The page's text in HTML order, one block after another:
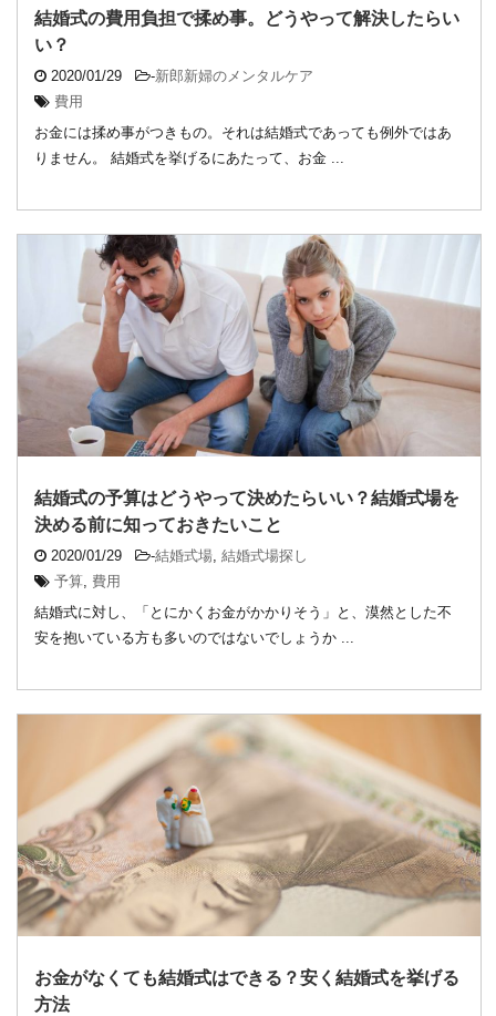
結婚式の費用負担で揉め事。どうやって解決したらい
い？
2020/01/29 -新郎新婦のメンタルケア
費用
お金には揉め事がつきもの。それは結婚式であっても例外ではあ
りません。 結婚式を挙げるにあたって、お金 ...
結婚式の予算はどうやって決めたらいい？結婚式場を
決める前に知っておきたいこと
2020/01/29 -結婚式場, 結婚式場探し
予算, 費用
結婚式に対し、「とにかくお金がかかりそう」と、漠然とした不
安を抱いている方も多いのではないでしょうか ...
お金がなくても結婚式はできる？安く結婚式を挙げる
方法